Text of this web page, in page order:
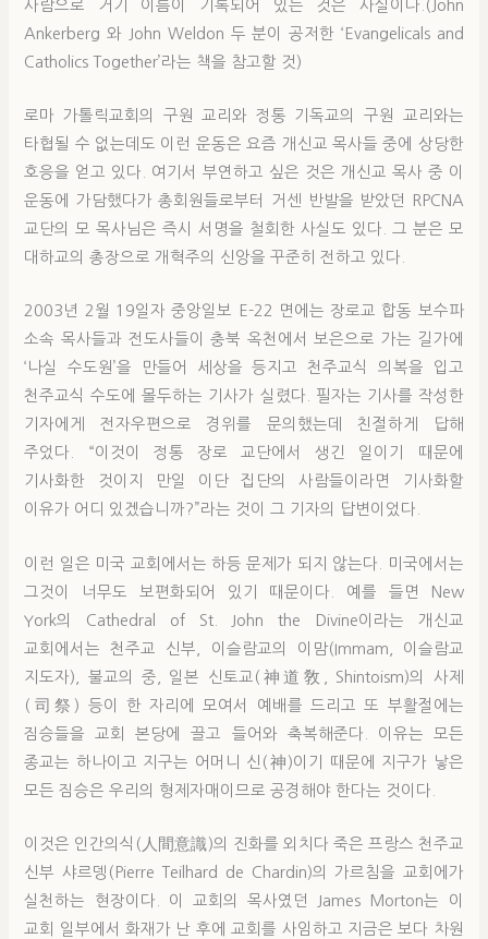
사람으로 거기 이름이 기록되어 있는 것은 사실이다.(John
Ankerberg 와 John Weldon 두 분이 공저한 ‘Evangelicals and
Catholics Together’라는 책을 참고할 것)
로마 가톨릭교회의 구원 교리와 정통 기독교의 구원 교리와는
타협될 수 없는데도 이런 운동은 요즘 개신교 목사들 중에 상당한
호응을 얻고 있다. 여기서 부연하고 싶은 것은 개신교 목사 중 이
운동에 가담했다가 총회원들로부터 거센 반발을 받았던 RPCNA
교단의 모 목사님은 즉시 서명을 철회한 사실도 있다. 그 분은 모
대하교의 총장으로 개혁주의 신앙을 꾸준히 전하고 있다.
2003년 2월 19일자 중앙일보 E-22 면에는 장로교 합동 보수파
소속 목사들과 전도사들이 충북 옥천에서 보은으로 가는 길가에
‘나실 수도원’을 만들어 세상을 등지고 천주교식 의복을 입고
천주교식 수도에 몰두하는 기사가 실렸다. 필자는 기사를 작성한
기자에게 전자우편으로 경위를 문의했는데 친절하게 답해
주었다. “이것이 정통 장로 교단에서 생긴 일이기 때문에
기사화한 것이지 만일 이단 집단의 사람들이라면 기사화할
이유가 어디 있겠습니까?”라는 것이 그 기자의 답변이었다.
이런 일은 미국 교회에서는 하등 문제가 되지 않는다. 미국에서는
그것이 너무도 보편화되어 있기 때문이다. 예를 들면 New
York의 Cathedral of St. John the Divine이라는 개신교
교회에서는 천주교 신부, 이슬람교의 이맘(Immam, 이슬람교
지도자), 불교의 중, 일본 신토교(神道敎, Shintoism)의 사제
(司祭) 등이 한 자리에 모여서 예배를 드리고 또 부활절에는
짐승들을 교회 본당에 끌고 들어와 축복해준다. 이유는 모든
종교는 하나이고 지구는 어머니 신(神)이기 때문에 지구가 낳은
모든 짐승은 우리의 형제자매이므로 공경해야 한다는 것이다.
이것은 인간의식(人間意識)의 진화를 외치다 죽은 프랑스 천주교
신부 샤르뎅(Pierre Teilhard de Chardin)의 가르침을 교회에가
실천하는 현장이다. 이 교회의 목사였던 James Morton는 이
교회 일부에서 화재가 난 후에 교회를 사임하고 지금은 보다 차원